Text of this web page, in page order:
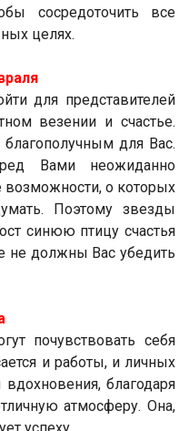
сосредоточить все
целях.
для представителей
везении и счастье.
для Вас.
Вами неожиданно
о которых
Поэтому звезды
синюю птицу счастья
не должны Вас убедить
почувствовать себя
и работы, и личных
благодаря
атмосферу. Она,